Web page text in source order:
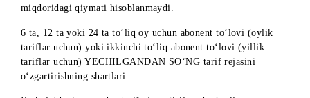
bekor qilishga taqiq o‘rnatiladi.
Tarifni o‘zgartirish uchun abonent balansida o‘tish amalga
oshirilayotgan tarif rejasining to‘liq abonent to‘lovi + o‘tish
narxiga teng miqdordagi mablag‘ bo‘lishi zarur.